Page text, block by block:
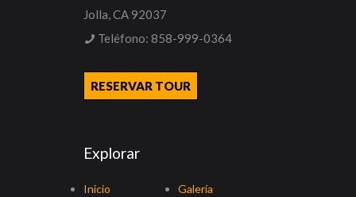
Jolla, CA 92037
Teléfono: 858-999-0364
RESERVAR TOUR
Explorar
Inicio
Galería